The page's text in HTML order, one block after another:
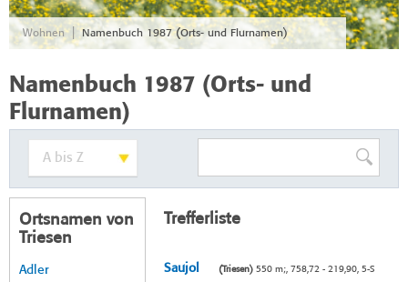
Wohnen Namenbuch 1987 (Orts- und Flurnamen)
Namenbuch 1987 (Orts- und
Flurnamen)
Ortsnamen von
Triesen
Adler
Trefferliste
Saujol (Triesen)550 m;, 758,72 - 219,90, 5-S